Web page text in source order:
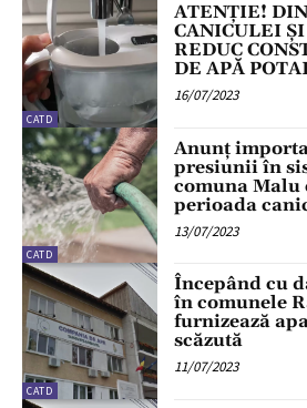
CATD
ATENȚIE!
CANICULEI
REDUC
DE APĂ
16/07/2023
CATD
Anunț
presiunii în
comuna
perioada
13/07/2023
CATD
Începând cu
în comunele
furnizează
scăzută
11/07/2023